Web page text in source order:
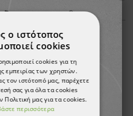
ο ιστότοπος
cookies
cookies για τη
εμπειρίας των χρηστών.
τον ιστότοπό μας, παρέχετε
σας για όλα τα cookies
μας για τα cookies.
περισσότερα